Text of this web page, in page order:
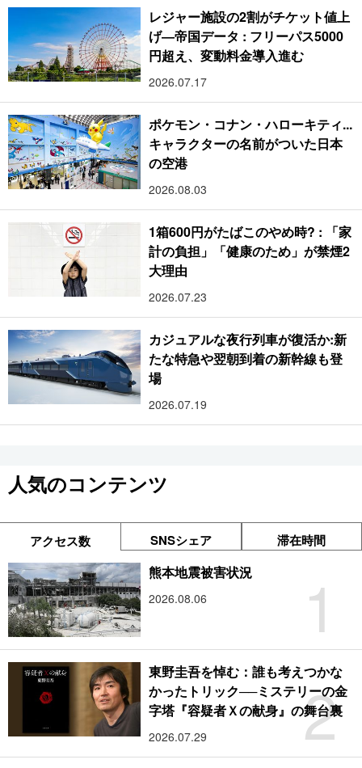
レジャー施設の2割がチケット値上
げ―帝国データ : フリーパス5000
円超え、変動料金導入進む
2026.07.17
ポケモン・コナン・ハローキティ...
キャラクターの名前がついた日本
の空港
2026.08.03
1箱600円がたばこのやめ時? : 「家
計の負担」「健康のため」が禁煙2
大理由
2026.07.23
カジュアルな夜行列車が復活か:新
たな特急や翌朝到着の新幹線も登
場
2026.07.19
人気のコンテンツ
アクセス数 SNSシェア 滞在時間
1
熊本地震被害状況
2026.08.06
2
東野圭吾を悼む：誰も考えつかな
かったトリック──ミステリーの金
字塔『容疑者Ｘの献身』の舞台裏
2026.07.29